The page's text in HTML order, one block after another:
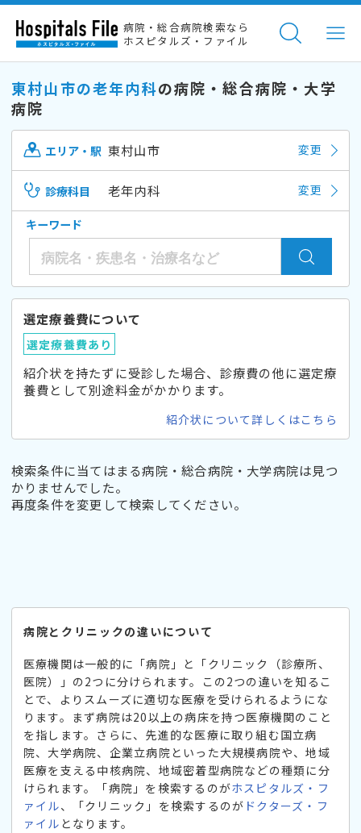
病院・総合病院検索なら
ホスピタルズ・ファイル
東村山市の老年内科の病院・総合病院・大学
病院
エリア・駅 東村山市 変更
診療科目 老年内科 変更
キーワード
選定療養費について
選定療養費あり
紹介状を持たずに受診した場合、診療費の他に選定療
養費として別途料金がかかります。
紹介状について詳しくはこちら
検索条件に当てはまる病院・総合病院・大学病院は見つ
かりませんでした。
再度条件を変更して検索してください。
病院とクリニックの違いについて
医療機関は一般的に「病院」と「クリニック（診療所、
医院）」の2つに分けられます。この2つの違いを知るこ
とで、よりスムーズに適切な医療を受けられるようにな
ります。まず病院は20以上の病床を持つ医療機関のこと
を指します。さらに、先進的な医療に取り組む国立病
院、大学病院、企業立病院といった大規模病院や、地域
医療を支える中核病院、地域密着型病院などの種類に分
けられます。「病院」を検索するのがホスピタルズ・フ
ァイル、「クリニック」を検索するのが ドクターズ・フ
ァイル となります。